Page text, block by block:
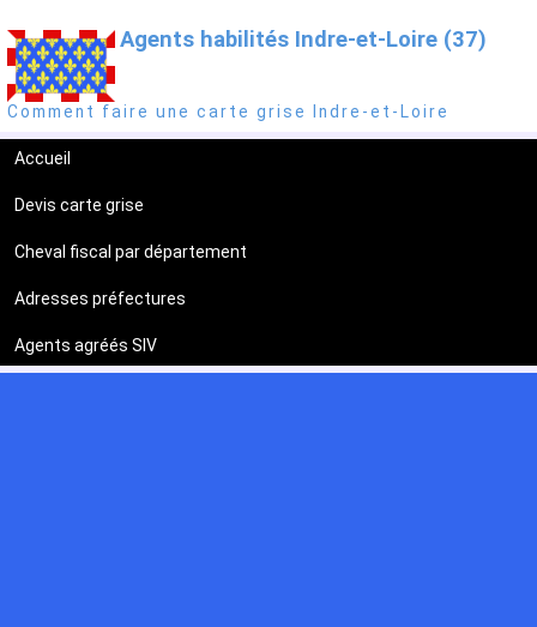
Agents habilités Indre-et-Loire (37)
Comment faire une carte grise Indre-et-Loire
Accueil
Devis carte grise
Cheval fiscal par département
Adresses préfectures
Agents agréés SIV